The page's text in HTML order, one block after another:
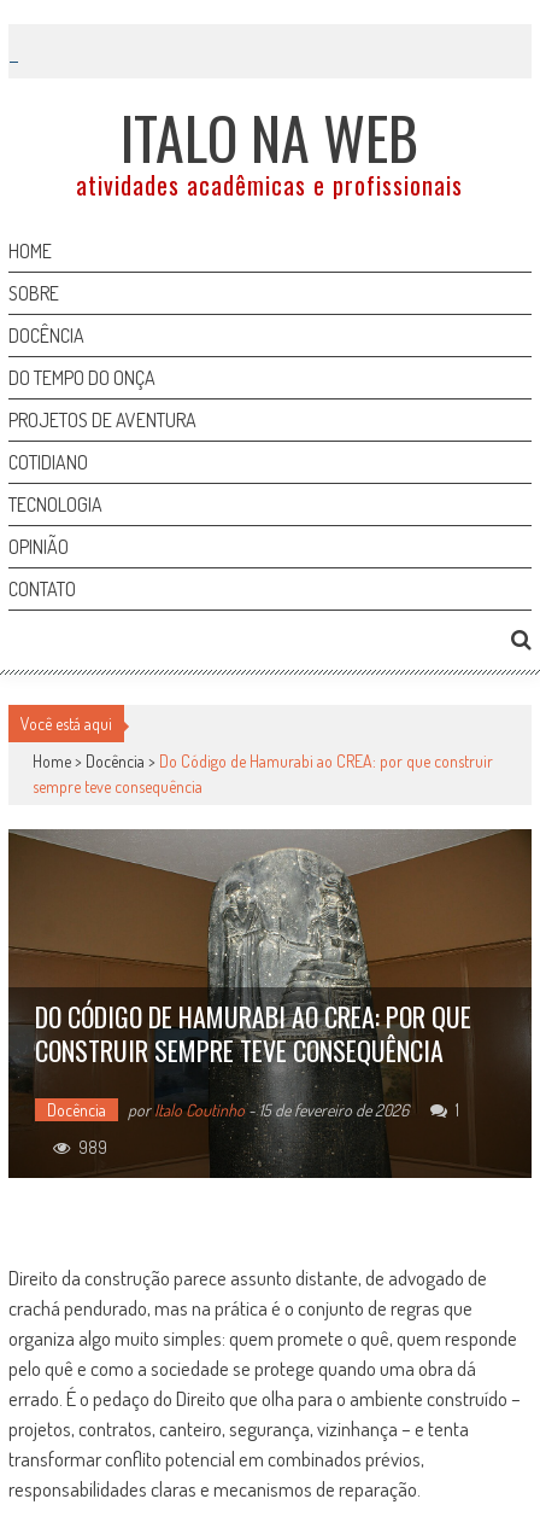
content
ITALO NA WEB
atividades acadêmicas e profissionais
HOME
SOBRE
DOCÊNCIA
DO TEMPO DO ONÇA
PROJETOS DE AVENTURA
COTIDIANO
TECNOLOGIA
OPINIÃO
CONTATO
Você está aqui
Home > Docência > Do Código de Hamurabi ao CREA: por que construir
sempre teve consequência
DO CÓDIGO DE HAMURABI AO CREA: POR QUE
CONSTRUIR SEMPRE TEVE CONSEQUÊNCIA
Docência porItalo Coutinho-15 de fevereiro de 2026
1
989
Direito da construção parece assunto distante, de advogado de
crachá pendurado, mas na prática é o conjunto de regras que
organiza algo muito simples: quem promete o quê, quem responde
pelo quê e como a sociedade se protege quando uma obra dá
errado. É o pedaço do Direito que olha para o ambiente construído –
projetos, contratos, canteiro, segurança, vizinhança – e tenta
transformar conflito potencial em combinados prévios,
responsabilidades claras e mecanismos de reparação.